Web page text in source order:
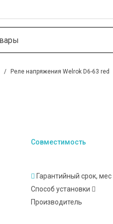
Реле напряжения Welrok D6-63 red
Совместимость
Гарантийный срок, мес
Способ установки
Производитель